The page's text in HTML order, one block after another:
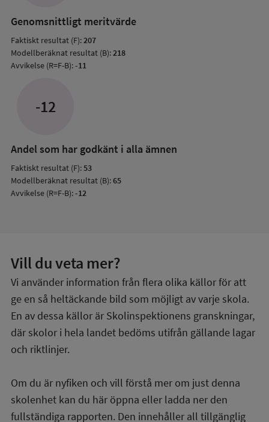
Genomsnittligt meritvärde
Faktiskt resultat (F):207
Modellberäknat resultat (B):218
Avvikelse (R=F-B):-11
-12
Andel som har godkänt i alla ämnen
Faktiskt resultat (F):53
Modellberäknat resultat (B):65
Avvikelse (R=F-B):-12
Vill du veta mer?
Vi använder information från flera olika källor för att
ge en så heltäckande bild som möjligt av varje skola.
En av dessa källor är Skolinspektionens granskningar,
där skolor i hela landet bedöms utifrån gällande lagar
och riktlinjer.
Om du är nyfiken och vill förstå mer om just denna
skolenhet kan du här öppna eller ladda ner den
fullständiga rapporten. Den innehåller all tillgänglig